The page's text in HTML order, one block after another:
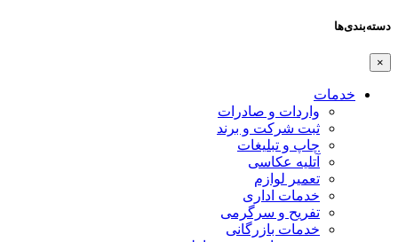
دسته‌بندی‌ها
×
خدمات
واردات و صادرات
ثبت شرکت و برند
چاپ و تبلیغات
آتلیه عکاسی
تعمیر لوازم
خدمات اداری
تفریح و سرگرمی
خدمات بازرگانی